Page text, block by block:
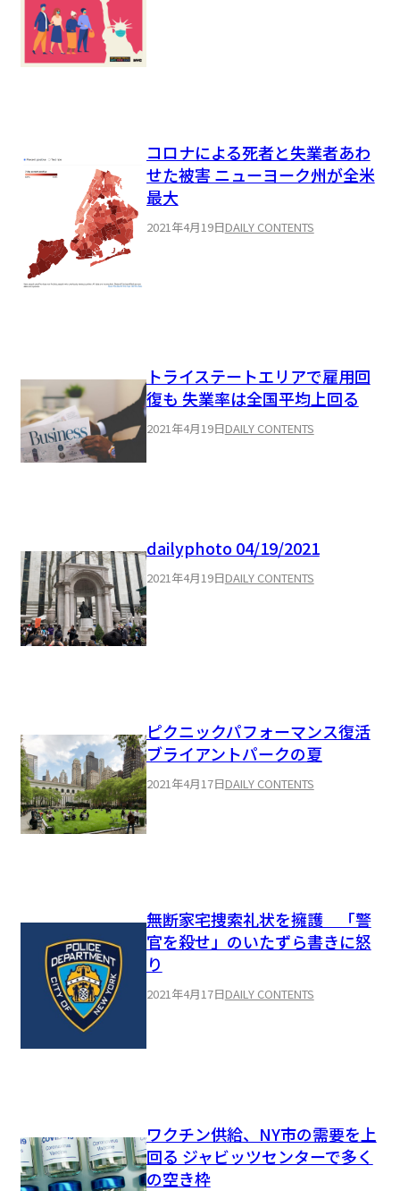
コロナによる死者と失業者あわ
せた被害 ニューヨーク州が全米
最大
2021年4月19日DAILY CONTENTS
トライステートエリアで雇用回
復も 失業率は全国平均上回る
2021年4月19日DAILY CONTENTS
dailyphoto 04/19/2021
2021年4月19日DAILY CONTENTS
ピクニックパフォーマンス復活
ブライアントパークの夏
2021年4月17日DAILY CONTENTS
無断家宅捜索礼状を擁護 「警
官を殺せ」のいたずら書きに怒
り
2021年4月17日DAILY CONTENTS
ワクチン供給、NY市の需要を上
回る ジャビッツセンターで多く
の空き枠